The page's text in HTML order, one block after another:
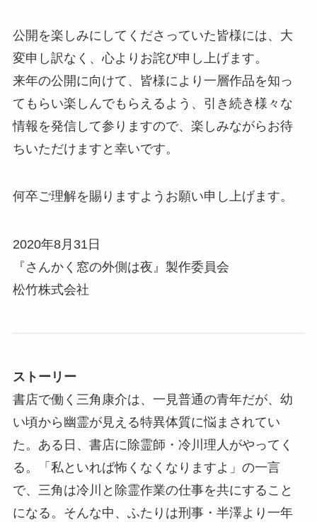
公開を楽しみにしてくださっていた皆様には、大
変申し訳なく、心よりお詫び申し上げます。
来年の公開に向けて、皆様により一層作品を知っ
てもらい楽しんでもらえるよう、引き続き様々な
情報を発信して参りますので、楽しみながらお待
ちいただけますと幸いです。
何卒ご理解を賜りますようお願い申し上げます。
2020年8月31日
『さんかく窓の外側は夜』製作委員会
松竹株式会社
ストーリー
書店で働く三角康介は、一見普通の青年だが、幼
い頃から幽霊が見える特異体質に悩まされてい
た。ある日、書店に除霊師・冷川理人がやってく
る。「私といれば怖くなくなりますよ」の一言
で、三角は冷川と除霊作業の仕事を共にすること
になる。そんな中、ふたりは刑事・半澤より一年